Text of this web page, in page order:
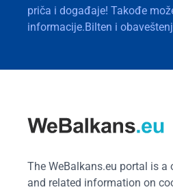
priča i događaje! Takođe
informacije.Bilten i
The WeBalkans.eu portal is
and related information on